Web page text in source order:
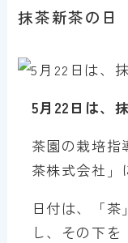
抹茶新茶の日
5月22日は、
茶園の栽培指
茶株式会社」
日付は、「茶
し、その下